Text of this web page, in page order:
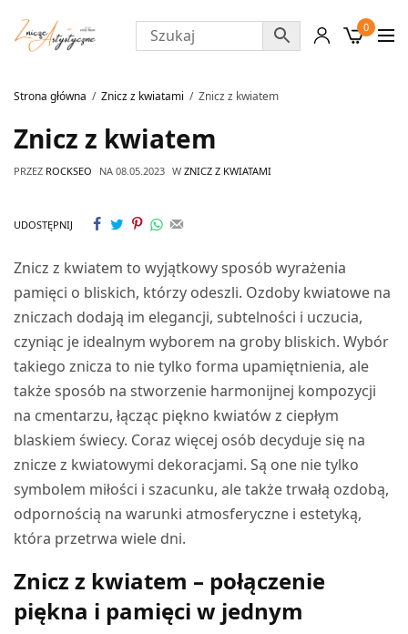
0
Strona główna Znicz z kwiatami Znicz z kwiatem
Znicz z kwiatem
PRZEZ ROCKSEO NA 08.05.2023 W ZNICZ Z KWIATAMI
UDOSTĘPNIJ
Znicz z kwiatem to wyjątkowy sposób wyrażenia
pamięci o bliskich, którzy odeszli. Ozdoby kwiatowe na
zniczach dodają im elegancji, subtelności i uczucia,
czyniąc je idealnym wyborem na groby bliskich. Wybór
takiego znicza to nie tylko forma upamiętnienia, ale
także sposób na stworzenie harmonijnej kompozycji
na cmentarzu, łącząc piękno kwiatów z ciepłym
blaskiem świecy. Coraz więcej osób decyduje się na
znicze z kwiatowymi dekoracjami. Są one nie tylko
symbolem miłości i szacunku, ale także trwałą ozdobą,
odpornością na warunki atmosferyczne i estetyką,
która przetrwa wiele dni.
Znicz z kwiatem – połączenie
piękna i pamięci w jednym